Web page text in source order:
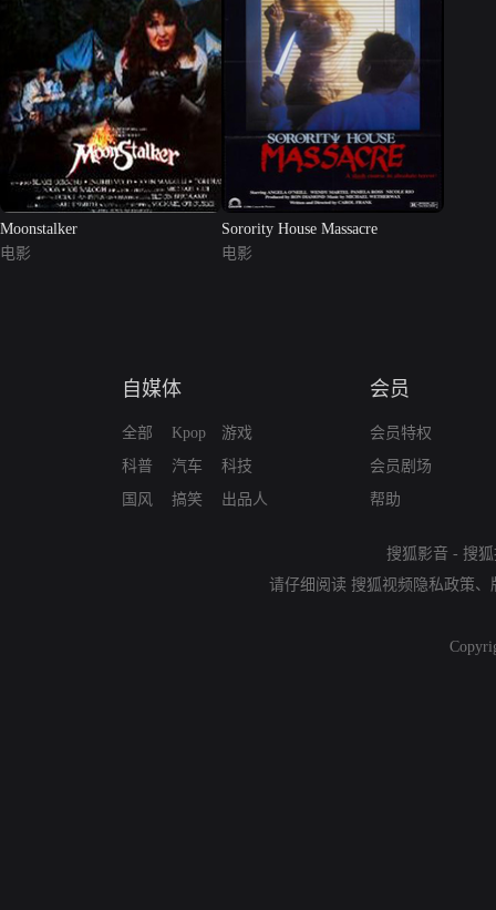
Moonstalker
电影
Sorority House Massacre
电影
自媒体
全部
科普
国风
Kpop
汽车
搞笑
游戏
科技
出品人
会员
会员特权
会员剧场
帮助
搜狐影音 - 搜
请仔细阅读 搜狐视频隐私政策、